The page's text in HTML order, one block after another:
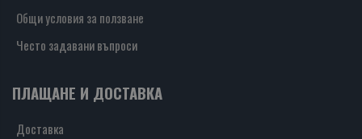
Общи условия за ползване
Често задавани въпроси
ПЛАЩАНЕ И ДОСТАВКА
Доставка